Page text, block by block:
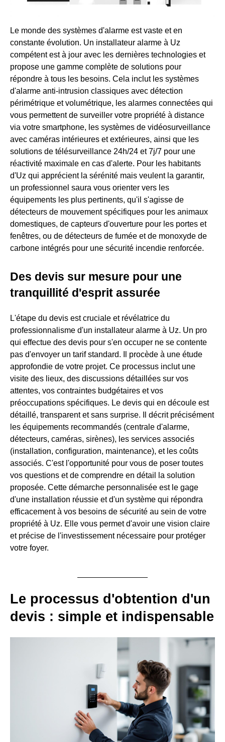
Le monde des systèmes d'alarme est vaste et en
constante évolution. Un installateur alarme à Uz
compétent est à jour avec les dernières technologies et
propose une gamme complète de solutions pour
répondre à tous les besoins. Cela inclut les systèmes
d'alarme anti-intrusion classiques avec détection
périmétrique et volumétrique, les alarmes connectées qui
vous permettent de surveiller votre propriété à distance
via votre smartphone, les systèmes de vidéosurveillance
avec caméras intérieures et extérieures, ainsi que les
solutions de télésurveillance 24h/24 et 7j/7 pour une
réactivité maximale en cas d'alerte. Pour les habitants
d'Uz qui apprécient la sérénité mais veulent la garantir,
un professionnel saura vous orienter vers les
équipements les plus pertinents, qu'il s'agisse de
détecteurs de mouvement spécifiques pour les animaux
domestiques, de capteurs d'ouverture pour les portes et
fenêtres, ou de détecteurs de fumée et de monoxyde de
carbone intégrés pour une sécurité incendie renforcée.
Des devis sur mesure pour une
tranquillité d'esprit assurée
L'étape du devis est cruciale et révélatrice du
professionnalisme d'un installateur alarme à Uz. Un pro
qui effectue des devis pour s'en occuper ne se contente
pas d'envoyer un tarif standard. Il procède à une étude
approfondie de votre projet. Ce processus inclut une
visite des lieux, des discussions détaillées sur vos
attentes, vos contraintes budgétaires et vos
préoccupations spécifiques. Le devis qui en découle est
détaillé, transparent et sans surprise. Il décrit précisément
les équipements recommandés (centrale d'alarme,
détecteurs, caméras, sirènes), les services associés
(installation, configuration, maintenance), et les coûts
associés. C'est l'opportunité pour vous de poser toutes
vos questions et de comprendre en détail la solution
proposée. Cette démarche personnalisée est le gage
d'une installation réussie et d'un système qui répondra
efficacement à vos besoins de sécurité au sein de votre
propriété à Uz. Elle vous permet d'avoir une vision claire
et précise de l'investissement nécessaire pour protéger
votre foyer.
Le processus d'obtention d'un
devis : simple et indispensable